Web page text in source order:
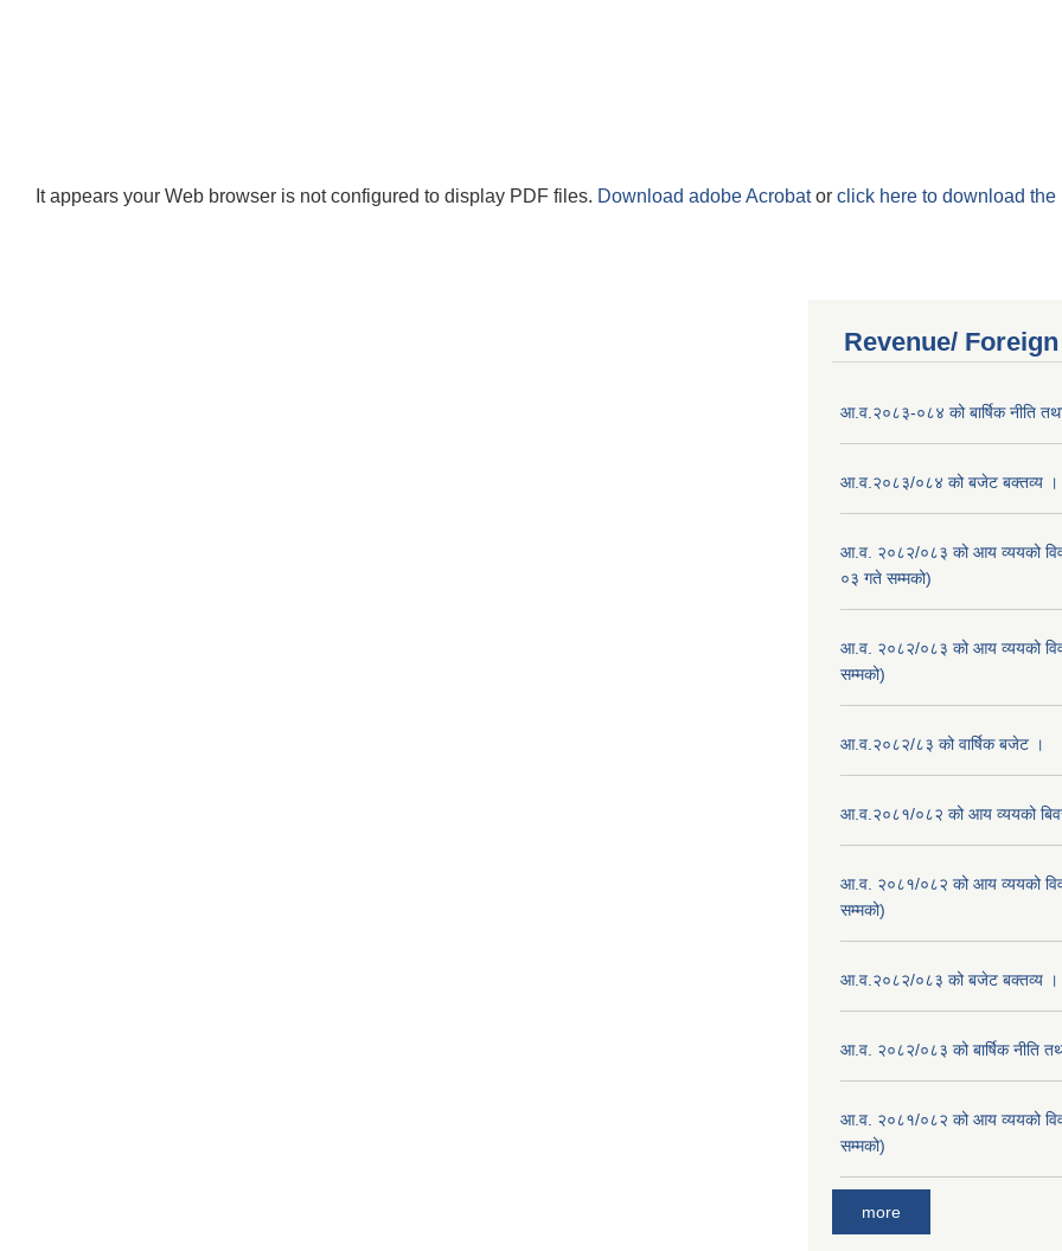
It appears your Web browser is not configured to display PDF files. Download adobe Acrobator click here to download the
Revenue/
आ.व.२०८३-०८४ को बार्षिक नीति
आ.व.२०८३/०८४ को बजेट बक्तव्य ।
आ.व. २०८२/०८३ को आय व्ययको
०३ गते सम्मको)
आ.व. २०८२/०८३ को आय व्ययको
सम्मको)
आ.व.२०८२/८३ को वार्षिक बजेट ।
आ.व.२०८१/०८२ को आय व्ययको
आ.व. २०८१/०८२ को आय व्ययको
सम्मको)
आ.व.२०८२/०८३ को बजेट बक्तव्य ।
आ.व. २०८२/०८३ को बार्षिक नीति
आ.व. २०८१/०८२ को आय व्ययको
सम्मको)
more